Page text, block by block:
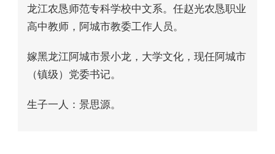
龙江农恳师范专科学校中文系。任赵光农恳职业
高中教师，阿城市教委工作人员。
嫁黑龙江阿城市景小龙，大学文化，现任阿城市
（镇级）党委书记。
生子一人：景思源。